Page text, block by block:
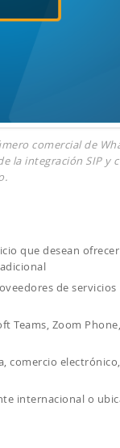
comercial de
la integración SIP y
que desean ofrecer
de servicios
Teams, Zoom
comercio
internacional o